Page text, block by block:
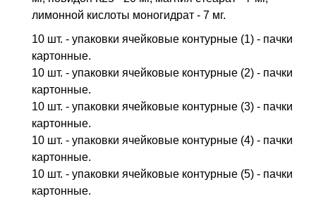
лимонной кислоты моногидрат - 7 мг.
10 шт. - упаковки ячейковые контурные (1) - пачки
картонные.
10 шт. - упаковки ячейковые контурные (2) - пачки
картонные.
10 шт. - упаковки ячейковые контурные (3) - пачки
картонные.
10 шт. - упаковки ячейковые контурные (4) - пачки
картонные.
10 шт. - упаковки ячейковые контурные (5) - пачки
картонные.